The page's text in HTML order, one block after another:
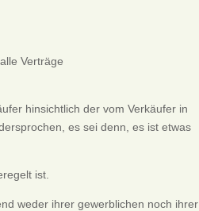
Verträge
hinsichtlich der vom Verkäufer in
es sei denn, es ist etwas
ist.
weder ihrer gewerblichen noch ihrer